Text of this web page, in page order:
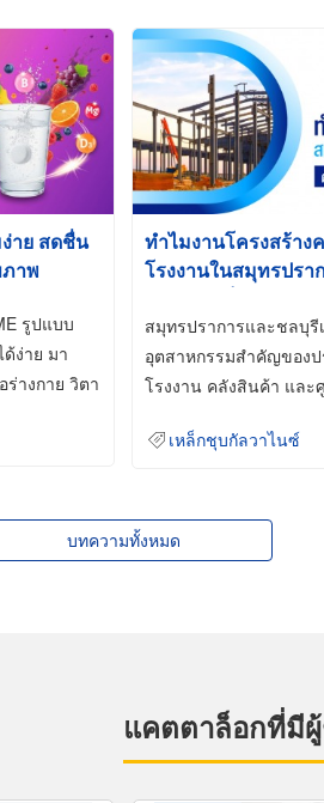
าย สดชื่น
าพ
รูปแบบ
ง่าย มา
างกาย วิตา
ทำไมงานโครงสร้าง
โรงงานในสมุทรปรา
Galvanized)
สมุทรปราการและชลบุ
อุตสาหกรรมสำคัญของป
โรงงาน คลังสินค้า และ
เหล็กชุบกัลวาไนซ์
บทความทั้งหมด
แคตตาล็อกที่มี